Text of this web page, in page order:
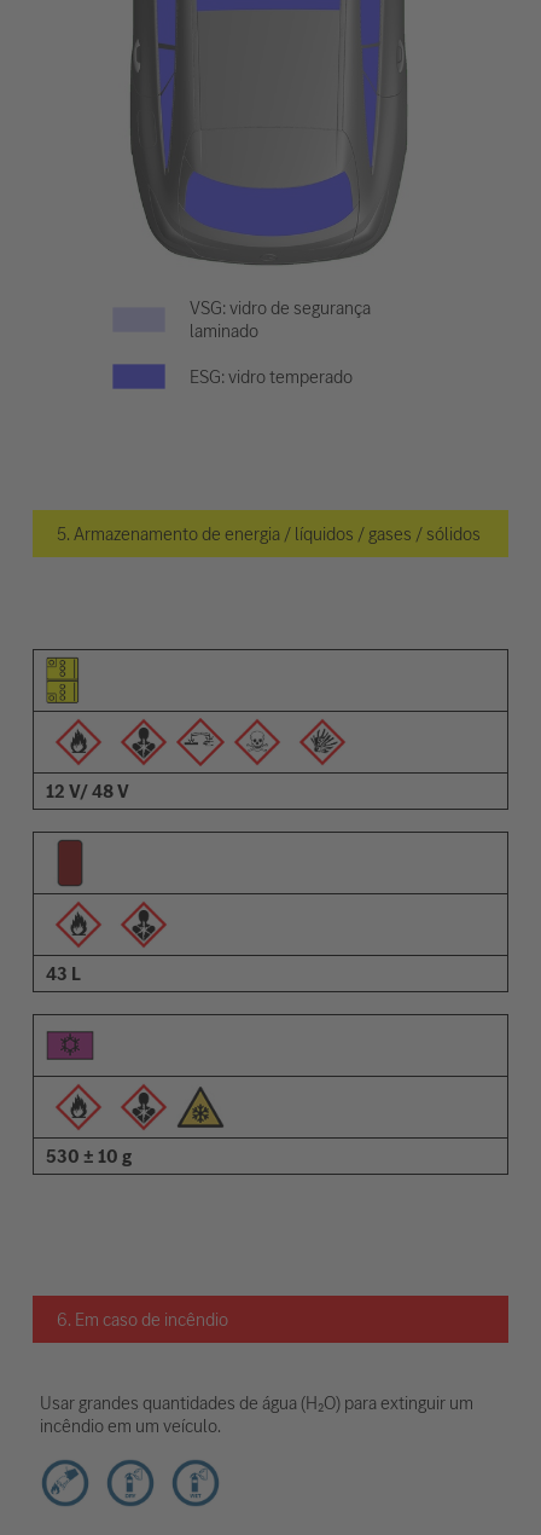
VSG: vidro de segurança
laminado
ESG: vidro temperado
5. Armazenamento de energia / líquidos / gases / sólidos
Pictograma do elemento
Pictogramas de advertências
Descrição
12 V/ 48 V
43 L
530 ± 10 g
6. Em caso de incêndio
Usar grandes quantidades de água (H₂O) para extinguir um
incêndio em um veículo.